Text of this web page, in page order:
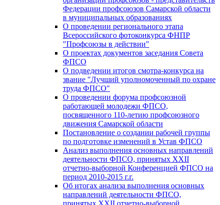
Федерации профсоюзов Самарской области
в муниципальных образованиях
О проведении регионального этапа
Всероссийского фотоконкурса ФНПР
"Профсоюзы в действии"
О проектах документов заседания Совета
ФПСО
О подведении итогов смотра-конкурса на
звание "Лучший уполномоченный по охране
труда ФПСО"
О проведении форума профсоюзной
работающей молодежи ФПСО,
посвященного 110-летию профсоюзного
движения Самарской области
Постановление о создании рабочей группы
по подготовке изменений в Устав ФПСО
Анализ выполнения основных направлений
деятельности ФПСО, принятых XXII
отчетно-выборной Конференцией ФПСО на
период 2010-2015 г.г.
Об итогах анализа выполнения основных
направлений деятельности ФПСО,
принятых XXII отчетно-выборной